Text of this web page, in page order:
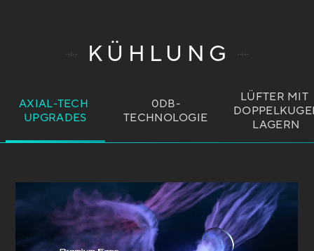
KÜHLUNG
AXIAL-TECH
UPGRADES
0DB-
TECHNOLOGIE
LÜFTER MIT
LAGERN